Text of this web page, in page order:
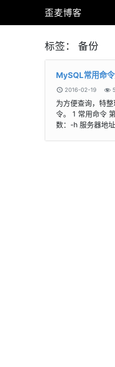
歪麦博客
标签： 备份
MySQL常用命
2016-02-19
为方便查询，特
令。 1 常用命令
数：-h 服务器地